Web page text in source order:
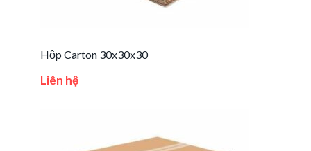
Hộp Carton 30x30x30
Liên hệ